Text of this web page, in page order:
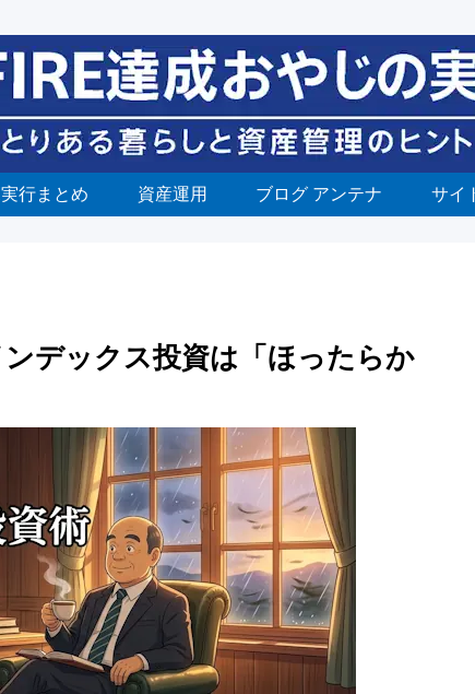
行まとめ 資産運用 ブログ アンテナ サイ
デックス投資は「ほったらか